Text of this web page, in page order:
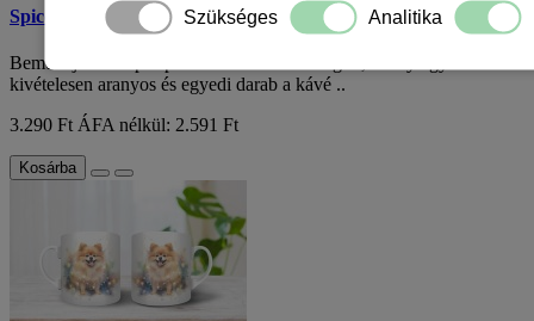
Spicc mintás bögre
Bemutatjuk a törpe spicc mintás kerámiabögrét, amely egy
kivételesen aranyos és egyedi darab a kávé ..
3.290 Ft ÁFA nélkül: 2.591 Ft
Kosárba
Szükséges Analitika